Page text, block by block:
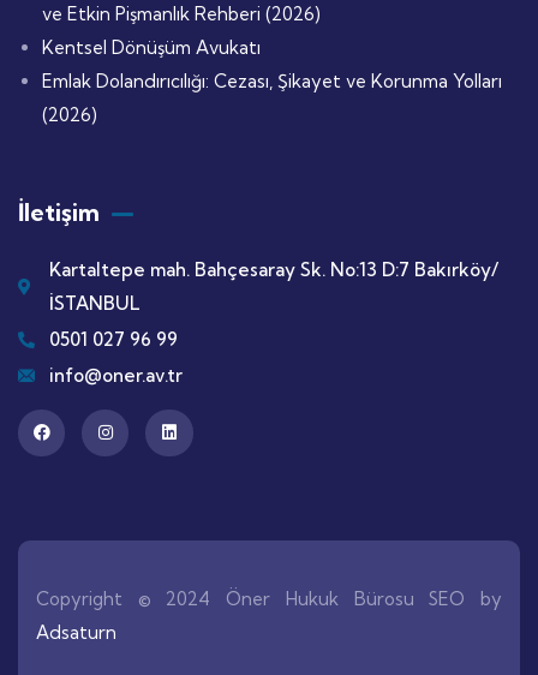
ve Etkin Pişmanlık Rehberi (2026)
Kentsel Dönüşüm Avukatı
Emlak Dolandırıcılığı: Cezası, Şikayet ve Korunma Yolları
(2026)
İletişim
Kartaltepe mah. Bahçesaray Sk. No:13 D:7 Bakırköy/
İSTANBUL
0501 027 96 99
info@oner.av.tr
Copyright © 2024 Öner Hukuk Bürosu SEO by
Adsaturn